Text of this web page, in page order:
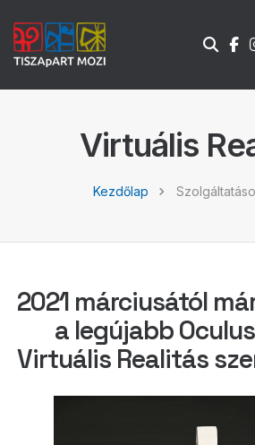
Virtuális
Kezdőlap
2021 márciusától
a legújabb
Virtuális Realitás